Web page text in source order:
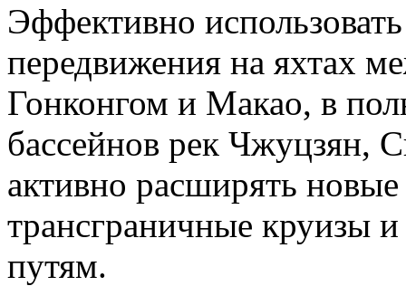
Эффективно
передвижения на яхтах
Гонконгом и Макао, в
бассейнов рек Чжуцзян,
активно расширять
трансграничные круизы
путям.